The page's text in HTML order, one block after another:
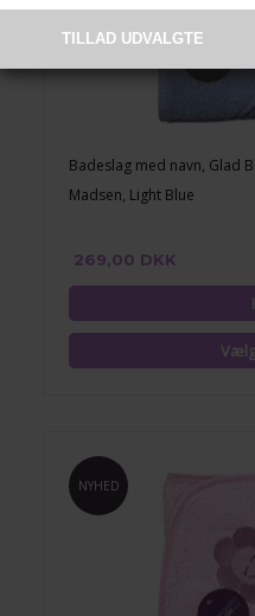
Badeslag med navn, Glad
Madsen, Light Blue
269,00 DKK
NYHED